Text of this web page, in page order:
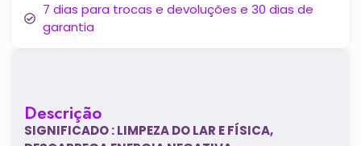
Descrição
SIGNIFICADO : LIMPEZA DO LAR E FÍSICA,
7 dias para trocas e devoluções e 30 dias de
garantia